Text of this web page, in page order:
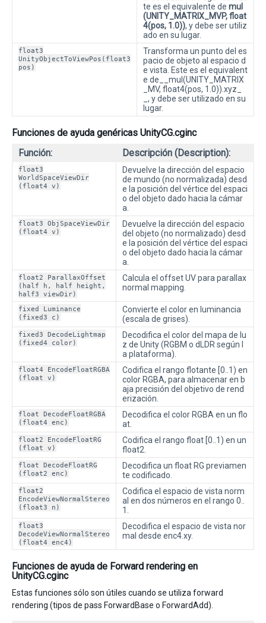
te es el equivalente de mul
(UNITY_MATRIX_MVP, float
4(pos, 1.0)), y debe ser utiliz
ado en su lugar.
float3
UnityObjectToViewPos(float3
pos)
Transforma un punto del es
pacio de objeto al espacio d
e vista. Este es el equivalent
e de__mul(UNITY_MATRIX
_MV, float4(pos, 1.0)).xyz_
_, y debe ser utilizado en su
lugar.
Funciones de ayuda genéricas UnityCG.cginc
Función:
Descripción (Description):
float3
WorldSpaceViewDir
(float4 v)
Devuelve la dirección del espacio
de mundo (no normalizada) desd
e la posición del vértice del espaci
o del objeto dado hacia la cámar
a.
float3 ObjSpaceViewDir
(float4 v)
Devuelve la dirección del espacio
del objeto (no normalizado) desd
e la posición del vértice del espaci
o del objeto dado hacia la cámar
a.
float2 ParallaxOffset
(half h, half height,
half3 viewDir)
Calcula el offset UV para parallax
normal mapping.
fixed Luminance
(fixed3 c)
Convierte el color en luminancia
(escala de grises).
fixed3 DecodeLightmap
(fixed4 color)
Decodifica el color del mapa de lu
z de Unity (RGBM o dLDR según l
a plataforma).
float4 EncodeFloatRGBA
(float v)
Codifica el rango flotante [0..1) en
color RGBA, para almacenar en b
aja precisión del objetivo de rend
erización.
float DecodeFloatRGBA
(float4 enc)
Decodifica el color RGBA en un flo
at.
float2 EncodeFloatRG
(float v)
Codifica el rango float [0..1) en un
float2.
float DecodeFloatRG
(float2 enc)
Decodifica un float RG previamen
te codificado.
float2
EncodeViewNormalStereo
(float3 n)
Codifica el espacio de vista norm
al en dos números en el rango 0..
1.
float3
DecodeViewNormalStereo
(float4 enc4)
Decodifica el espacio de vista nor
mal desde enc4.xy.
Funciones de ayuda de Forward rendering en
UnityCG.cginc
Estas funciones sólo son útiles cuando se utiliza forward
rendering (tipos de pass ForwardBase o ForwardAdd).